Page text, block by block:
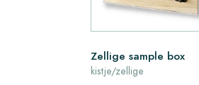
Zellige sample box
kistje/zellige